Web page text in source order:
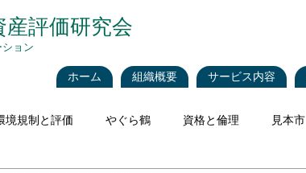
評価研究会
ョン
ホーム 組織概要 サービス内容
境規制と評価 やぐら鶴 資格と倫理 見本市